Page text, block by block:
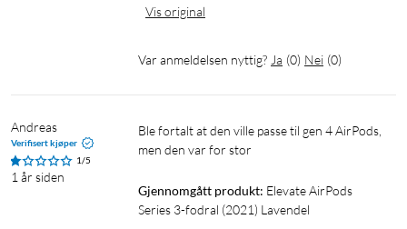
Vis original
Var anmeldelsen nyttig? Ja (0) Nei (0)
Andreas
Verifisert kjøper
1/5
1 år siden
Ble fortalt at den ville passe til gen 4 AirPods,
men den var for stor
Gjennomgått produkt: Elevate AirPods
Series 3-fodral (2021) Lavendel